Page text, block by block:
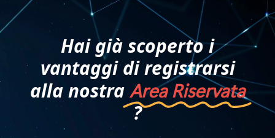
Hai già scoperto i
vantaggi di registrarsi
alla nostra Area Riservata
?